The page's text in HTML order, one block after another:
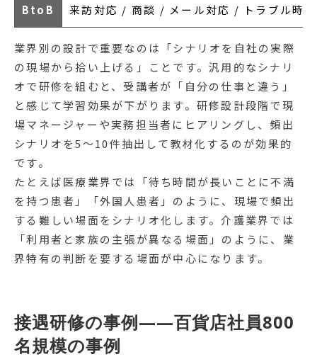
BtoB 来訪対応 / 商談 / メール対応 / トラブル時
業界別の設計で重要なのは「シナリオを自社の実際
の現場から拾い上げる」ことです。汎用的なシナリ
オで研修を組むと、受講者が「自分の仕事と違う」
と感じて学習効果が下がります。研修設計段階で現
場マネージャーや実務担当者にヒアリングし、頻出
シナリオを5〜10件抽出して教材化するのが効果的
です。
たとえば医療業界では「待ち時間が長いことに不満
を持つ患者」「外国人患者」のように、現場で頻出
する難しい場面をシナリオ化します。介護業界では
「利用者と家族の主張が異なる場面」のように、業
界特有の判断を要する場面が中心になります。
接遇研修の事例——百貨店社員800
名規模の事例